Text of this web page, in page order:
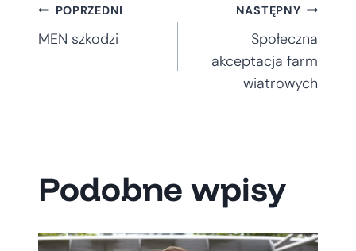
Nawigacja
POPRZEDNI
MEN szkodzi
NASTĘPNY
Społeczna
akceptacja farm
wiatrowych
Podobne wpisy